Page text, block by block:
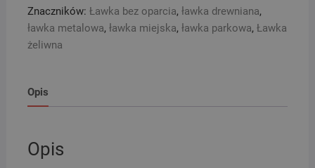
oparcia
Rzym
Elit
Znaczników: Ławka bez oparcia, ławka drewniana,
ławka metalowa, ławka miejska, ławka parkowa, Ławka
żeliwna
Opis
Opis